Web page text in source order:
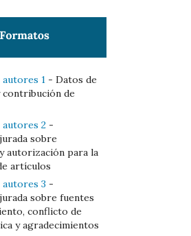
1 - Datos de
de
2 -
sobre
autorización para la
artículos
3 -
sobre fuentes
conflicto de
y agradecimientos